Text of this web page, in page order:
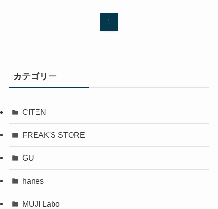
1
カテゴリー
CITEN
FREAK'S STORE
GU
hanes
MUJI Labo